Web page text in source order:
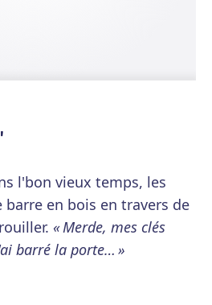
l'bon vieux temps, les
en bois en travers de
« Merde, mes clés
barré la porte… »